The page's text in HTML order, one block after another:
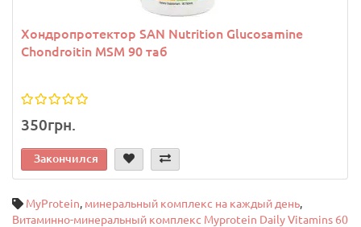
Хондропротектор SAN Nutrition Glucosamine
Chondroitin MSM 90 таб
350грн.
Закончился
MyProtein, минеральный комплекс на каждый день,
Витаминно-минеральный комплекс Myprotein Daily Vitamins 60